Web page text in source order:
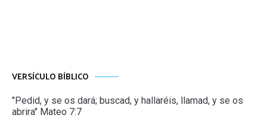
VERSÍCULO BÍBLICO
"Pedid, y se os dará; buscad, y hallaréis, llamad, y se os
abrira" Mateo 7:7